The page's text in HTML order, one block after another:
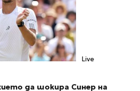
Live
да шокира Синер на